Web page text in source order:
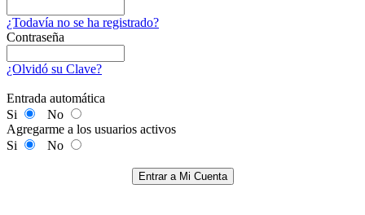
¿Todavía no se ha registrado?
Contraseña
¿Olvidó su Clave?
Entrada automática
Si
No
Agregarme a los usuarios activos
Si
No
Entrar a Mi Cuenta